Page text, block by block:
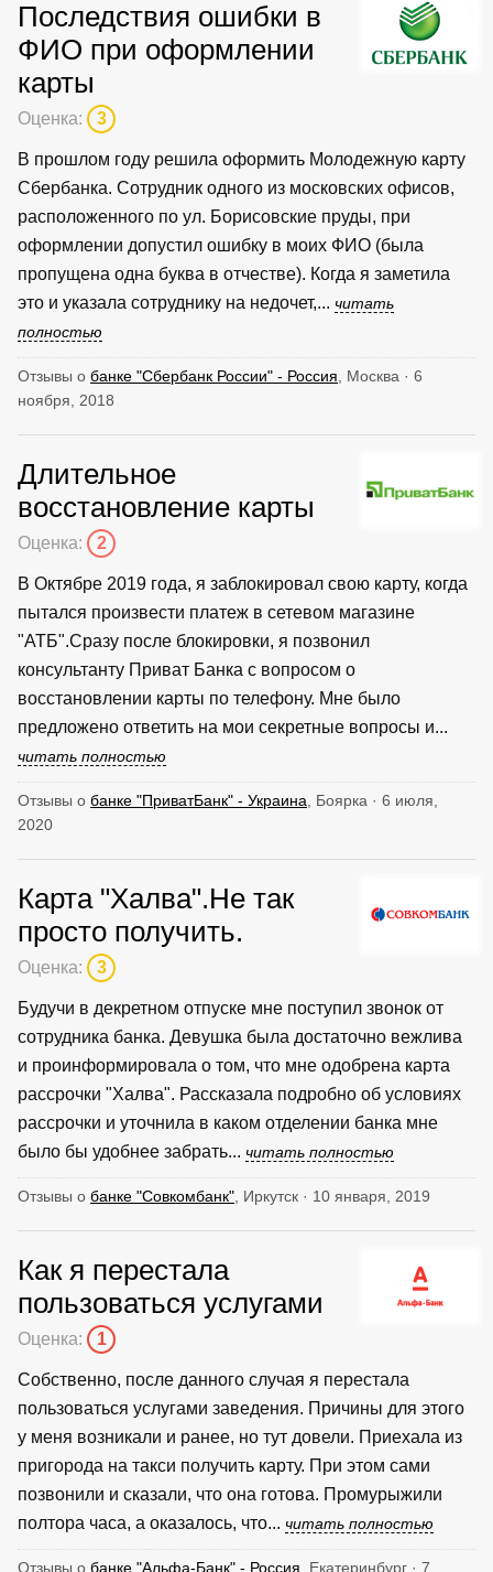
Последствия ошибки в
ФИО при оформлении
карты
Оценка: 3
В прошлом году решила оформить Молодежную карту
Сбербанка. Сотрудник одного из московских офисов,
расположенного по ул. Борисовские пруды, при
оформлении допустил ошибку в моих ФИО (была
пропущена одна буква в отчестве). Когда я заметила
это и указала сотруднику на недочет,... читать
полностью
Отзывы о банке "Сбербанк России" - Россия , Москва · 6
ноября, 2018
Длительное
восстановление карты
Оценка: 2
В Октябре 2019 года, я заблокировал свою карту, когда
пытался произвести платеж в сетевом магазине
"АТБ".Сразу после блокировки, я позвонил
консультанту Приват Банка с вопросом о
восстановлении карты по телефону. Мне было
предложено ответить на мои секретные вопросы и...
читать полностью
Отзывы о банке "ПриватБанк" - Украина , Боярка · 6 июля,
2020
Карта "Халва".Не так
просто получить.
Оценка: 3
Будучи в декретном отпуске мне поступил звонок от
сотрудника банка. Девушка была достаточно вежлива
и проинформировала о том, что мне одобрена карта
рассрочки "Халва". Рассказала подробно об условиях
рассрочки и уточнила в каком отделении банка мне
было бы удобнее забрать... читать полностью
Отзывы о банке "Совкомбанк" , Иркутск · 10 января, 2019
Как я перестала
пользоваться услугами
Оценка: 1
Собственно, после данного случая я перестала
пользоваться услугами заведения. Причины для этого
у меня возникали и ранее, но тут довели. Приехала из
пригорода на такси получить карту. При этом сами
позвонили и сказали, что она готова. Промурыжили
полтора часа, а оказалось, что... читать полностью
Отзывы о банке "Альфа-Банк" - Россия , Екатеринбург · 7